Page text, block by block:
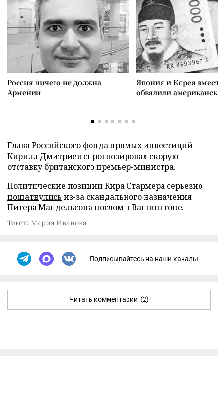
Россия ничего не должна
Армении
Япония и Корея
обвалили
Глава Российского фонда прямых инвестиций
Кирилл Дмитриев спрогнозировал скорую
отставку британского премьер-министра.
Политические позиции Кира Стармера серьезно
пошатнулись из-за скандального назначения
Питера Мандельсона послом в Вашингтоне.
Текст: Мария Иванова
Подписывайтесь на наши каналы
Читать комментарии (2)